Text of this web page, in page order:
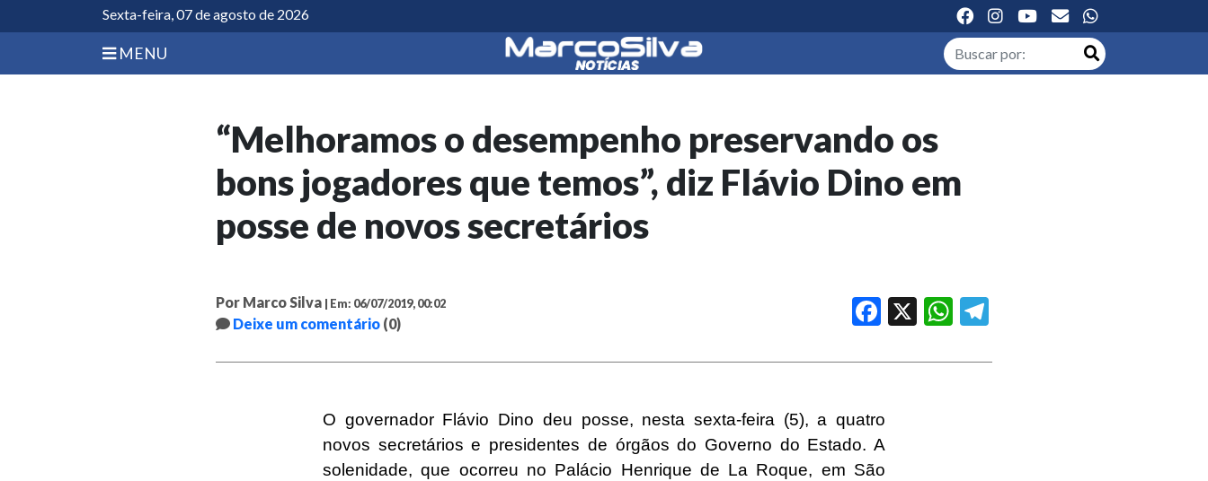
Sexta-feira, 07 de agosto de 2026
MENU
“Melhoramos o desempenho preservando os
bons jogadores que temos”, diz Flávio Dino em
posse de novos secretários
Por Marco Silva | Em: 06/07/2019, 00:02
Deixe um comentário (0)
Facebook WhatsApp
O governador Flávio Dino deu posse, nesta sexta-feira (5), a quatro
novos secretários e presidentes de órgãos do Governo do Estado. A
solenidade, que ocorreu no Palácio Henrique de La Roque, em São